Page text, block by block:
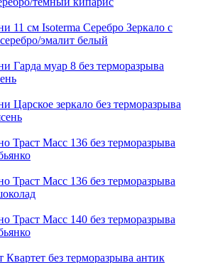
11 см Isoterma Серебро Зеркало с
эмалит белый
Гарда муар 8 без терморазрыва
Царское зеркало без терморазрыва
Траст Масс 136 без терморазрыва
Траст Масс 136 без терморазрыва
Траст Масс 140 без терморазрыва
без терморазрыва антик